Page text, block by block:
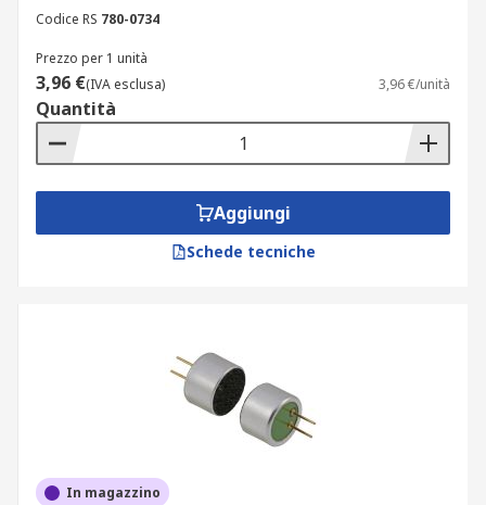
Codice RS 780-0734
Prezzo per 1 unità
3,96 €(IVA esclusa) 3,96 €/unità
Quantità
Aggiungi
Schede tecniche
In magazzino